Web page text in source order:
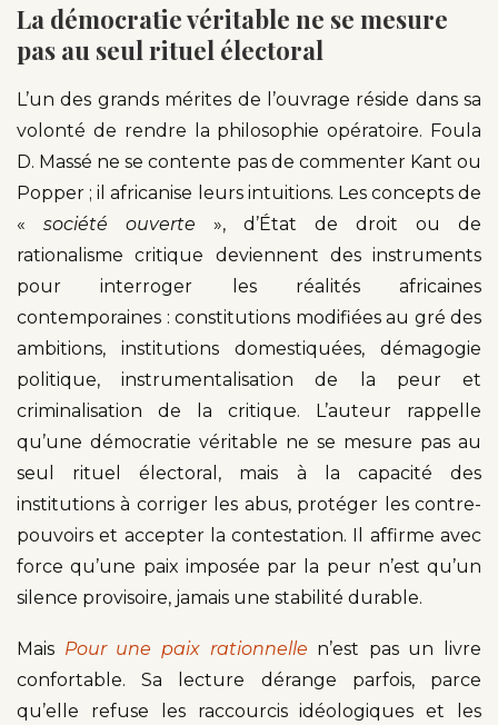
La démocratie véritable ne se mesure
pas au seul rituel électoral
L’un des grands mérites de l’ouvrage réside dans sa
volonté de rendre la philosophie opératoire. Foula
D. Massé ne se contente pas de commenter Kant ou
Popper ; il africanise leurs intuitions. Les concepts de
« société ouverte », d’État de droit ou de
rationalisme critique deviennent des instruments
pour interroger les réalités africaines
contemporaines : constitutions modifiées au gré des
ambitions, institutions domestiquées, démagogie
politique, instrumentalisation de la peur et
criminalisation de la critique. L’auteur rappelle
qu’une démocratie véritable ne se mesure pas au
seul rituel électoral, mais à la capacité des
institutions à corriger les abus, protéger les contre-
pouvoirs et accepter la contestation. Il affirme avec
force qu’une paix imposée par la peur n’est qu’un
silence provisoire, jamais une stabilité durable.
Mais Pour une paix rationnelle n’est pas un livre
confortable. Sa lecture dérange parfois, parce
qu’elle refuse les raccourcis idéologiques et les